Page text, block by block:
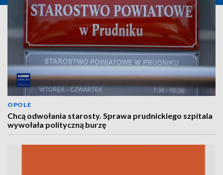
OPOLE
Chcą odwołania starosty. Sprawa prudnickiego szpitala
wywołała polityczną burzę